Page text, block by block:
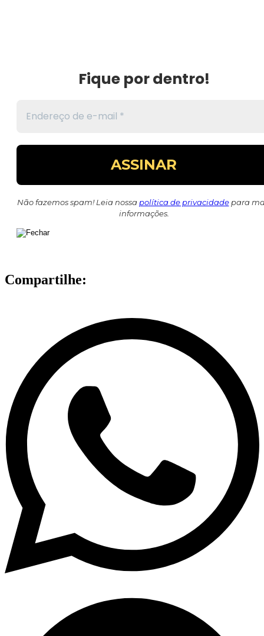
Fique por dentro!
Não fazemos spam! Leia nossa política de privacidadepara
informações.
Compartilhe: